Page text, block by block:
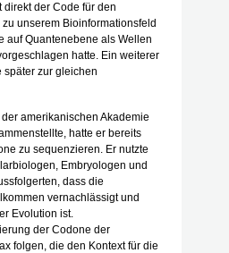
direkt der Code für den
unserem Bioinformationsfeld
auf Quantenebene als Wellen
hatte. Ein weiterer
später zur gleichen
amerikanischen Akademie
hatte er bereits
zu sequenzieren. Er nutzte
Embryologen und
dass die
vernachlässigt und
Evolution ist.
der Codone der
folgen, die den Kontext für die